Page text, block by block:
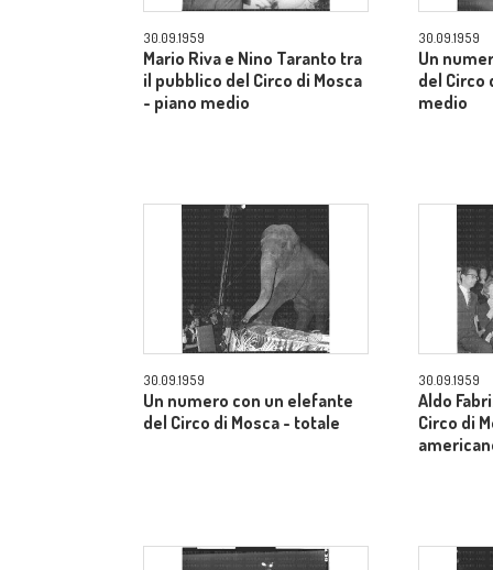
30.09.1959
Mario Riva e Nino Taranto tra
il pubblico del Circo di Mosca
- piano medio
30.09.1959
Un
del Circo
medio
30.09.1959
Un numero con un elefante
del Circo di Mosca - totale
30.09.1959
Aldo
Circo di